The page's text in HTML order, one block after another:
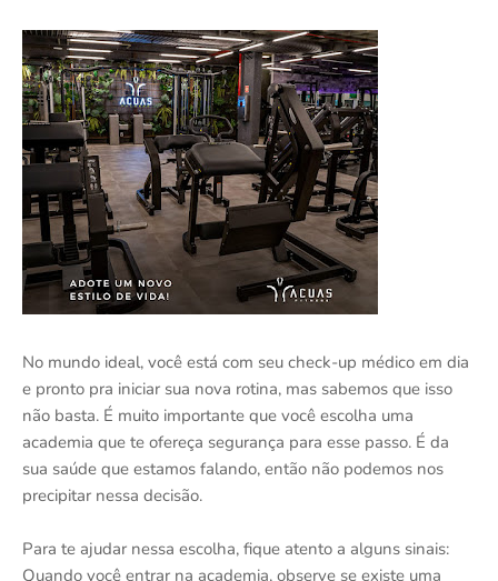
No mundo ideal, você está com seu check-up médico em dia
e pronto pra iniciar sua nova rotina, mas sabemos que isso
não basta. É muito importante que você escolha uma
academia que te ofereça segurança para esse passo. É da
sua saúde que estamos falando, então não podemos nos
precipitar nessa decisão.
Para te ajudar nessa escolha, fique atento a alguns sinais:
Quando você entrar na academia, observe se existe uma